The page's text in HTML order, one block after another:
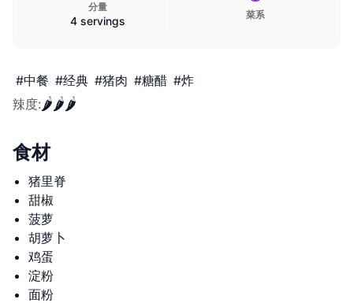
分量
4 servings 菜系
#中餐 #经典 #猪肉 #糖醋 #炸
辣度:🌶️🌶️🌶️
食材
猪里脊
甜椒
菠萝
胡萝卜
鸡蛋
淀粉
面粉